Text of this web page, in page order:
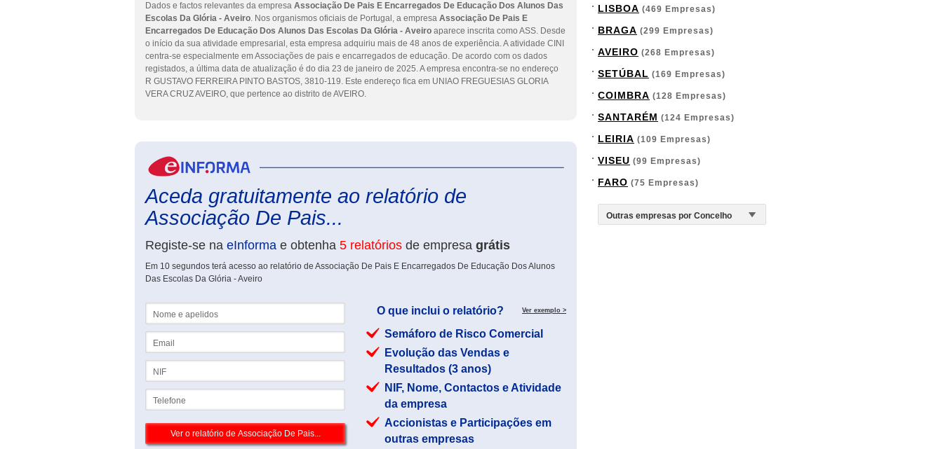
Dados e factos relevantes da empresa Associação De Pais E Encarregados De Educação Dos Alunos Das
Escolas Da Glória - Aveiro. Nos organismos oficiais de Portugal, a empresa Associação De Pais E
Encarregados De Educação Dos Alunos Das Escolas Da Glória - Aveiro aparece inscrita como ASS. Desde
o início da sua atividade empresarial, esta empresa adquiriu mais de 48 anos de experiência. A atividade CINI
centra-se especialmente em Associações de pais e encarregados de educação. De acordo com os dados
registados, a última data de atualização é do dia 23 de janeiro de 2025. A empresa encontra-se no endereço
R GUSTAVO FERREIRA PINTO BASTOS, 3810-119. Este endereço fica em UNIAO FREGUESIAS GLORIA
VERA CRUZ AVEIRO, que pertence ao distrito de AVEIRO.
eInforma
Aceda gratuitamente ao relatório de
Associação De Pais...
Registe-se na eInforma e obtenha 5 relatórios de empresa grátis
Em 10 segundos terá acesso ao relatório de Associação De Pais E Encarregados De Educação Dos Alunos
Das Escolas Da Glória - Aveiro
O que inclui o relatório? Ver exemplo >
Semáforo de Risco Comercial
Evolução das Vendas e
Resultados (3 anos)
NIF, Nome, Contactos e Atividade
da empresa
Accionistas e Participações em
outras empresas
LISBOA (469 Empresas)
BRAGA (299 Empresas)
AVEIRO (268 Empresas)
SETÚBAL (169 Empresas)
COIMBRA (128 Empresas)
SANTARÉM (124 Empresas)
LEIRIA (109 Empresas)
VISEU (99 Empresas)
FARO (75 Empresas)